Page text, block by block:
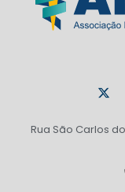
Rua São Carlos